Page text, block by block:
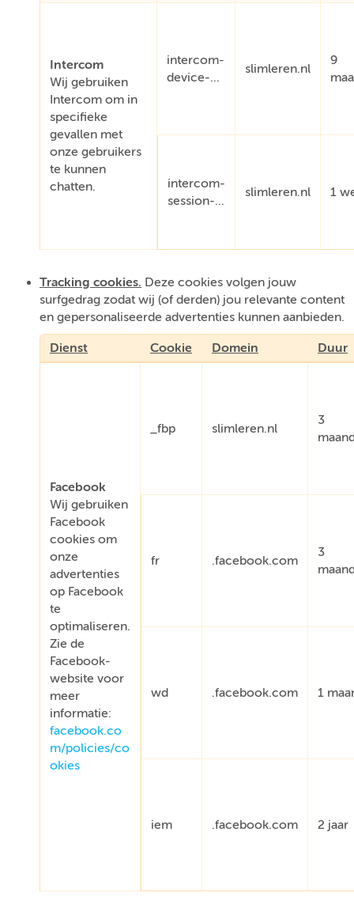
Intercom
Wij gebruiken
Intercom om in
specifieke
gevallen met
onze gebruikers
te kunnen
chatten.
intercom-
device-...
slimleren.nl
9
intercom-
session-...
slimleren.nl 1
Tracking cookies. Deze cookies volgen jouw
surfgedrag zodat wij (of derden) jou relevante content
en gepersonaliseerde advertenties kunnen aanbieden.
Dienst Cookie Domein Duur
Facebook
Wij gebruiken
Facebook
cookies om
onze
advertenties
op Facebook
te
optimaliseren.
Zie de
Facebook-
website voor
meer
informatie:
facebook.co
m/policies/co
okies
_fbp slimleren.nl
3
fr .facebook.com
3
wd .facebook.com 1
iem .facebook.com 2 jaar